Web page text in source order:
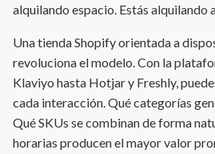
alquilando espacio. Estás alquilando
Una tienda Shopify orientada a
revoluciona el modelo. Con la
Klaviyo hasta Hotjar y Freshly,
cada interacción. Qué categorías
Qué SKUs se combinan de forma
horarias producen el mayor valor